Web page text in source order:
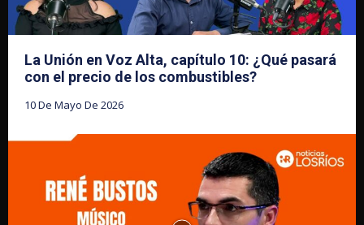
La Unión en Voz Alta, capítulo 10: ¿Qué pasará
con el precio de los combustibles?
10 De Mayo De 2026